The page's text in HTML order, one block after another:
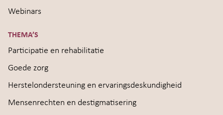
Webinars
THEMA’S
Participatie en rehabilitatie
Goede zorg
Herstelondersteuning en ervaringsdeskundigheid
Mensenrechten en destigmatisering